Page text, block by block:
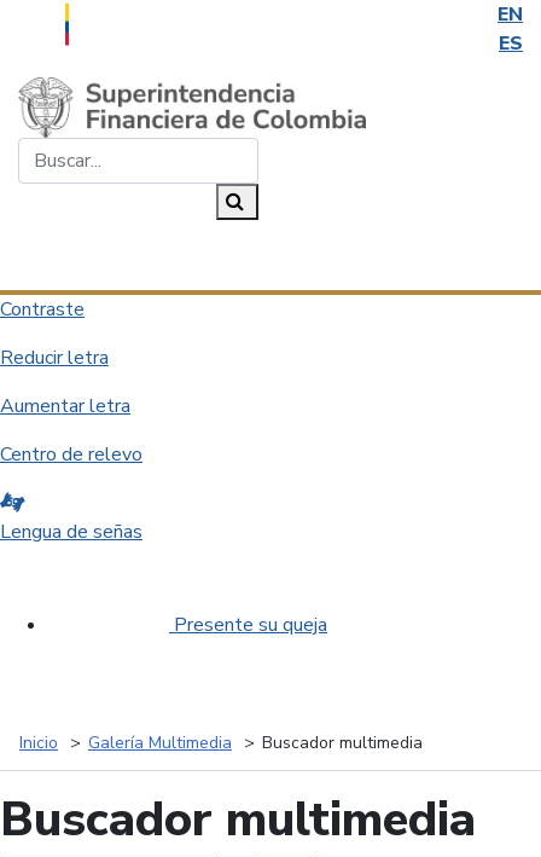
EN
ES
Saltar al contenido principal
Contraste
Reducir letra
Aumentar letra
Centro de relevo
Lengua de señas
Presente su queja
Inicio Galería Multimedia Buscador multimedia
Buscador multimedia